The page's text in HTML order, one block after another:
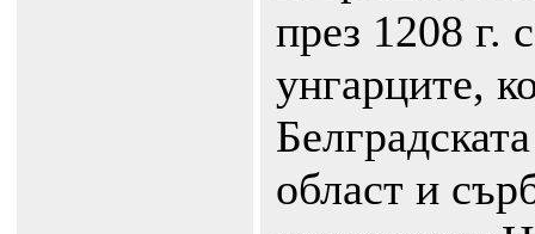
през 1208 г.
унгарците,
област и